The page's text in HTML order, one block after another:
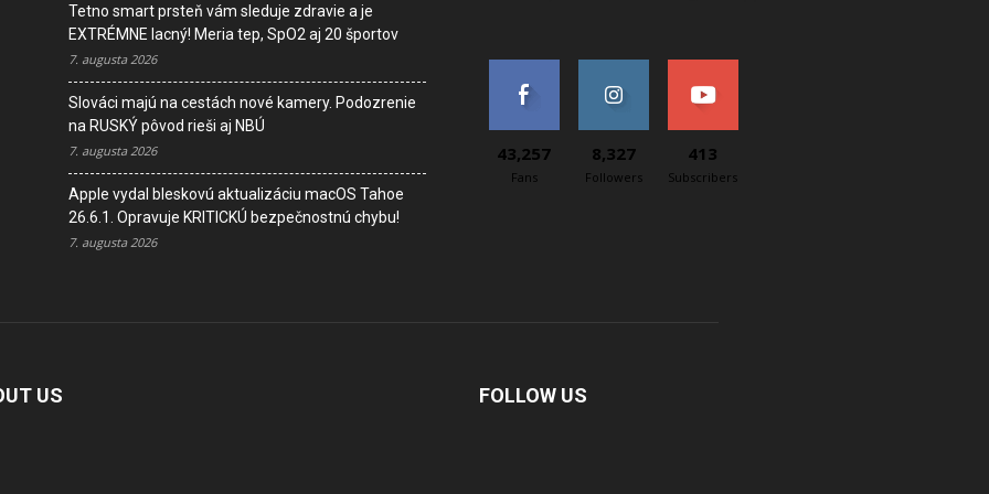
Tetno smart prsteň vám sleduje zdravie a je
EXTRÉMNE lacný! Meria tep, SpO2 aj 20 športov
7. augusta 2026
Slováci majú na cestách nové kamery. Podozrenie
na RUSKÝ pôvod rieši aj NBÚ
7. augusta 2026
Apple vydal bleskovú aktualizáciu macOS Tahoe
26.6.1. Opravuje KRITICKÚ bezpečnostnú chybu!
7. augusta 2026
43,257
Fans
8,327
Followers
413
Subscribers
US FOLLOW US